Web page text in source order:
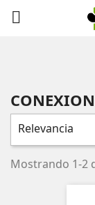

Relevancia
Mostrando 1-2